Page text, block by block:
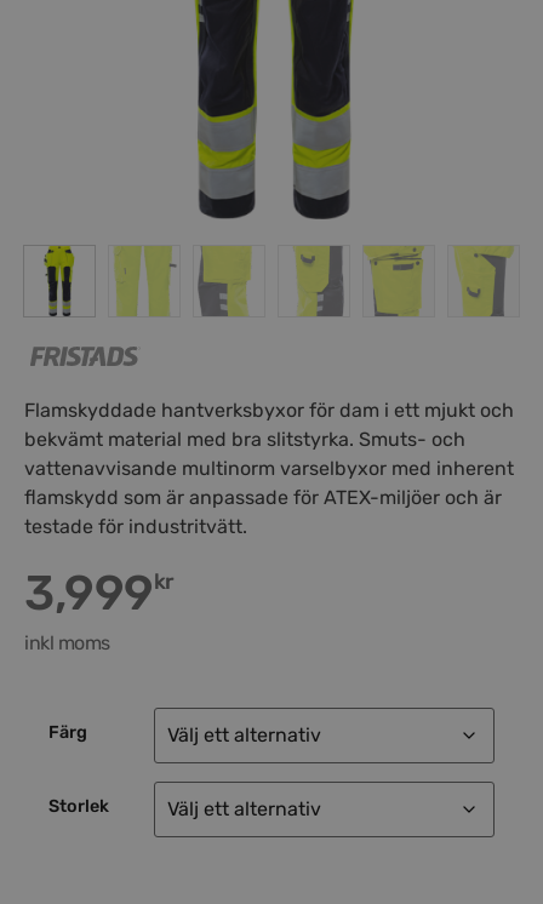
Flamskyddade hantverksbyxor för dam i ett mjukt och
bekvämt material med bra slitstyrka. Smuts- och
vattenavvisande multinorm varselbyxor med inherent
flamskydd som är anpassade för ATEX-miljöer och är
testade för industritvätt.
3,999kr
inkl moms
Färg
Storlek